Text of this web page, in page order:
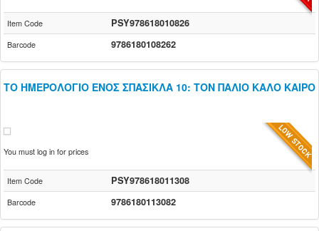
Item Code PSY978618010826
Barcode 9786180108262
ΤΟ ΗΜΕΡΟΛΟΓΙΟ ΕΝΟΣ ΣΠΑΣΙΚΛΑ 10: ΤΟΝ ΠΑΛΙΟ ΚΑΛΟ ΚΑΙΡΟ
You must log in for prices
Item Code PSY978618011308
Barcode 9786180113082